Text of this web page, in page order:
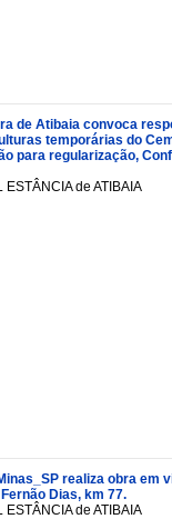
de Atibaia convoca
temporárias do
para regularização,
ESTÂNCIA de ATIBAIA
realiza obra em
Dias, km 77.
ESTÂNCIA de ATIBAIA